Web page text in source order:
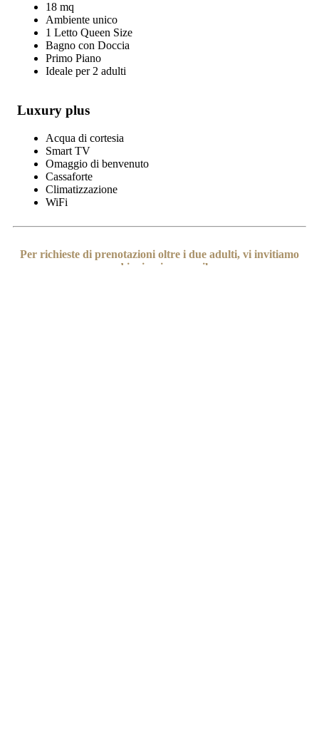
18 mq
Ambiente unico
1 Letto Queen Size
Bagno con Doccia
Primo Piano
Ideale per 2 adulti
Luxury plus
Acqua di cortesia
Smart TV
Omaggio di benvenuto
Cassaforte
Climatizzazione
WiFi
Per richieste di prenotazioni oltre i due adulti, vi invitiamo
ad inviarci una mail